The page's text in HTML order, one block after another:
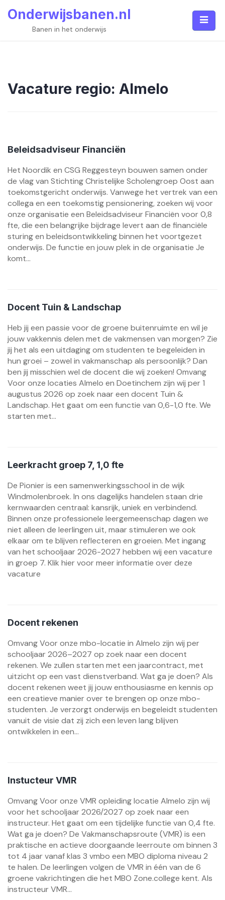
Onderwijsbanen.nl
Banen in het onderwijs
Vacature regio: Almelo
Beleidsadviseur Financiën
Het Noordik en CSG Reggesteyn bouwen samen onder
de vlag van Stichting Christelijke Scholengroep Oost aan
toekomstgericht onderwijs. Vanwege het vertrek van een
collega en een toekomstig pensionering, zoeken wij voor
onze organisatie een Beleidsadviseur Financiën voor 0,8
fte, die een belangrijke bijdrage levert aan de financiële
sturing en beleidsontwikkeling binnen het voortgezet
onderwijs. De functie en jouw plek in de organisatie Je
komt...
Docent Tuin & Landschap
Heb jij een passie voor de groene buitenruimte en wil je
jouw vakkennis delen met de vakmensen van morgen? Zie
jij het als een uitdaging om studenten te begeleiden in
hun groei – zowel in vakmanschap als persoonlijk? Dan
ben jij misschien wel de docent die wij zoeken! Omvang
Voor onze locaties Almelo en Doetinchem zijn wij per 1
augustus 2026 op zoek naar een docent Tuin &
Landschap. Het gaat om een functie van 0,6-1,0 fte. We
starten met...
Leerkracht groep 7, 1,0 fte
De Pionier is een samenwerkingsschool in de wijk
Windmolenbroek. In ons dagelijks handelen staan drie
kernwaarden centraal: kansrijk, uniek en verbindend.
Binnen onze professionele leergemeenschap dagen we
niet alleen de leerlingen uit, maar stimuleren we ook
elkaar om te blijven reflecteren en groeien. Met ingang
van het schooljaar 2026-2027 hebben wij een vacature
in groep 7. Klik hier voor meer informatie over deze
vacature
Docent rekenen
Omvang Voor onze mbo-locatie in Almelo zijn wij per
schooljaar 2026–2027 op zoek naar een docent
rekenen. We zullen starten met een jaarcontract, met
uitzicht op een vast dienstverband. Wat ga je doen? Als
docent rekenen weet jij jouw enthousiasme en kennis op
een creatieve manier over te brengen op onze mbo-
studenten. Je verzorgt onderwijs en begeleidt studenten
vanuit de visie dat zij zich een leven lang blijven
ontwikkelen in een...
Instucteur VMR
Omvang Voor onze VMR opleiding locatie Almelo zijn wij
voor het schooljaar 2026/2027 op zoek naar een
instructeur. Het gaat om een tijdelijke functie van 0,4 fte.
Wat ga je doen? De Vakmanschapsroute (VMR) is een
praktische en actieve doorgaande leerroute om binnen 3
tot 4 jaar vanaf klas 3 vmbo een MBO diploma niveau 2
te halen. De leerlingen volgen de VMR in één van de 6
groene vakrichtingen die het MBO Zone.college kent. Als
instructeur VMR...